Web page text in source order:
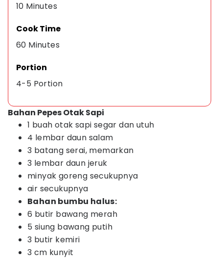
10 Minutes
Cook Time
60 Minutes
Portion
4-5 Portion
Bahan Pepes Otak Sapi
1 buah otak sapi segar dan utuh
4 lembar daun salam
3 batang serai, memarkan
3 lembar daun jeruk
minyak goreng secukupnya
air secukupnya
Bahan bumbu halus:
6 butir bawang merah
5 siung bawang putih
3 butir kemiri
3 cm kunyit